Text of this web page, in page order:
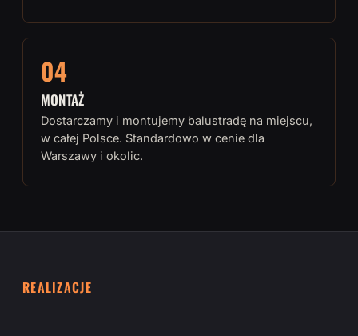
04
MONTAŻ
Dostarczamy i montujemy balustradę na miejscu,
w całej Polsce. Standardowo w cenie dla
Warszawy i okolic.
REALIZACJE